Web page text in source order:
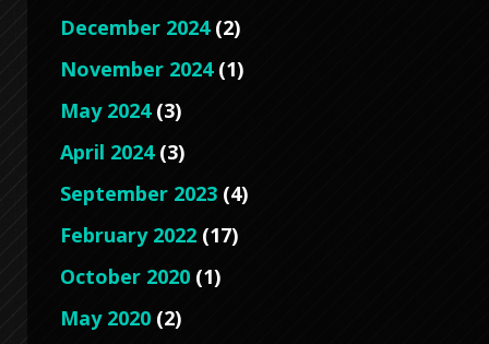
December 2024(2)
November 2024(1)
May 2024(3)
April 2024(3)
September 2023 (4)
February 2022 (17)
October 2020 (1)
May 2020 (2)